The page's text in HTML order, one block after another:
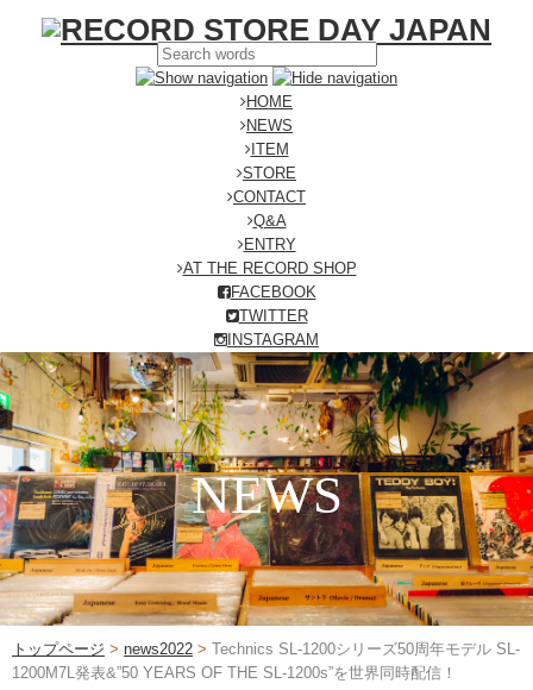
HOME
NEWS
ITEM
STORE
CONTACT
Q&A
ENTRY
AT THE RECORD SHOP
FACEBOOK
TWITTER
INSTAGRAM
NEWS
トップページ > news2022 > Technics SL-1200シリーズ50周年モデル SL-
1200M7L発表&”50 YEARS OF THE SL-1200s”を世界同時配信！